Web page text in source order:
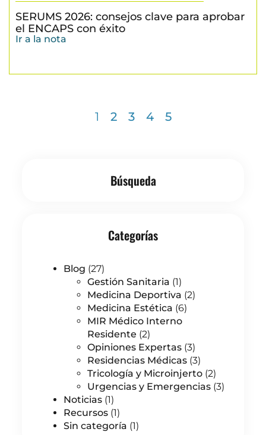
SERUMS 2026: consejos clave para aprobar
el ENCAPS con éxito
Ir a la nota
1 2 3 4 5
Búsqueda
Categorías
Blog (27)
Gestión Sanitaria (1)
Medicina Deportiva (2)
Medicina Estética (6)
MIR Médico Interno
Residente (2)
Opiniones Expertas(3)
Residencias Médicas(3)
Tricología y Microinjerto(2)
Urgencias y Emergencias(3)
Noticias(1)
Recursos(1)
Sin categoría (1)